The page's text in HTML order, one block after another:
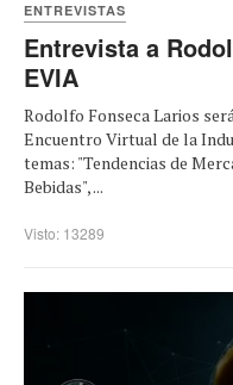
ENTREVISTAS
Entrevista a
EVIA
Rodolfo Fonseca Larios
Encuentro Virtual de la
temas: "Tendencias de
Bebidas", ...
Visto: 13289